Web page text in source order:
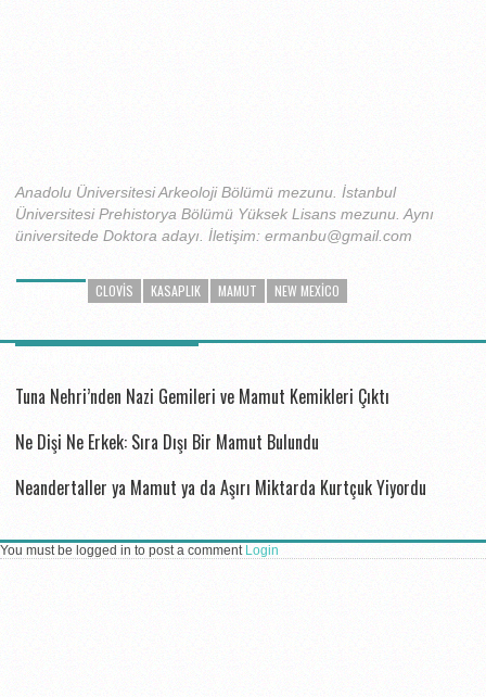
Anadolu Üniversitesi Arkeoloji Bölümü mezunu. İstanbul
Üniversitesi Prehistorya Bölümü Yüksek Lisans mezunu. Aynı
üniversitede Doktora adayı. İletişim: ermanbu@gmail.com
CLOVIS KASAPLIK MAMUT NEW MEXICO
Tuna Nehri’nden Nazi Gemileri ve Mamut Kemikleri Çıktı
Ne Dişi Ne Erkek: Sıra Dışı Bir Mamut Bulundu
Neandertaller ya Mamut ya da Aşırı Miktarda Kurtçuk Yiyordu
You must be logged in to post a comment Login